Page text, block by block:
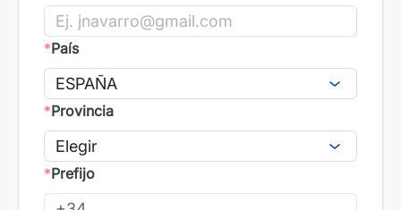
*País
*Provincia
*Prefijo